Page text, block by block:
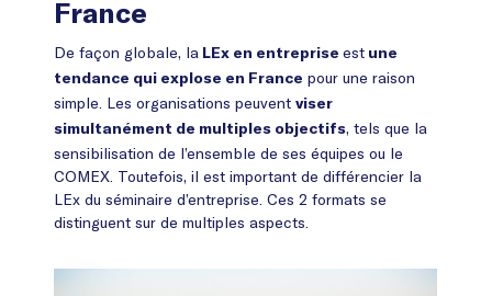
France
De façon globale, la LEx en entrepriseest une
tendance qui explose en France pour une raison
simple. Les organisations peuventviser
simultanément de multiples objectifs, tels que la
sensibilisation de l’ensemble de ses équipes ou le
COMEX. Toutefois, il est important de différencier la
LEx du séminaire d’entreprise. Ces 2 formats se
distinguent sur de multiples aspects.